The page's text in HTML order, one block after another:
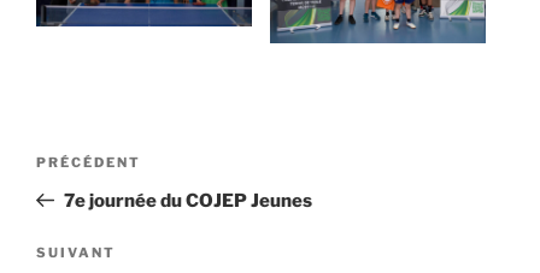
Navigation
l’article
Article
précédent
PRÉCÉDENT
7e journée du COJEP Jeunes
Article
SUIVANT